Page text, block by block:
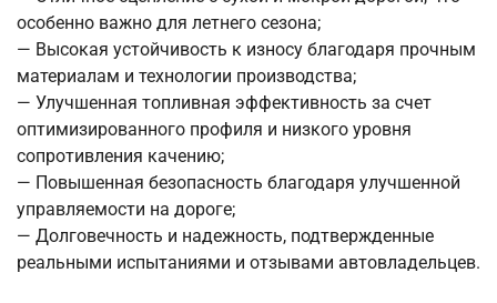
особенно важно для летнего сезона;
— Высокая устойчивость к износу благодаря прочным
материалам и технологии производства;
— Улучшенная топливная эффективность за счет
оптимизированного профиля и низкого уровня
сопротивления качению;
— Повышенная безопасность благодаря улучшенной
управляемости на дороге;
— Долговечность и надежность, подтвержденные
реальными испытаниями и отзывами автовладельцев.